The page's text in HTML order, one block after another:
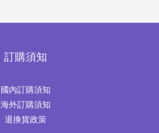
訂購須知
國內訂購須知
海外訂購須知
退換貨政策